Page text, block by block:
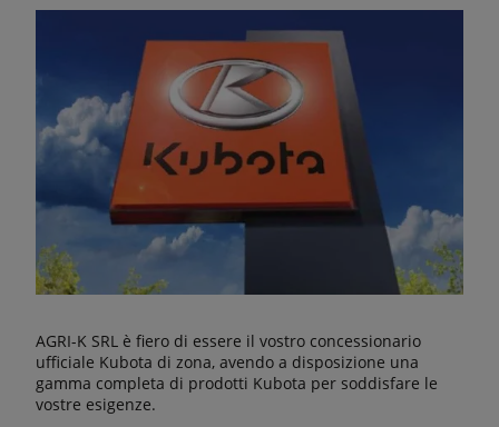
AGRI-K SRL è fiero di essere il vostro concessionario
ufficiale Kubota di zona, avendo a disposizione una
gamma completa di prodotti Kubota per soddisfare le
vostre esigenze.